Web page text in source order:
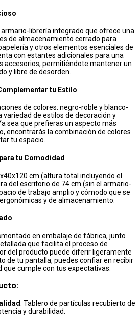
librería integrado que ofrece una
de almacenamiento cerrado para
y otros elementos esenciales de
con estantes adicionales para una
accesorios, permitiéndote mantener un
y libre de desorden.
tu Estilo
de colores: negro-roble y blanco-
variedad de estilos de decoración y
sea que prefieras un aspecto más
encontrarás la combinación de colores
tu espacio.
tu Comodidad
cm (altura total incluyendo el
del escritorio de 74 cm (sin el armario-
de trabajo amplio y cómodo que se
y de almacenamiento.
en embalaje de fábrica, junto
que facilita el proceso de
del producto puede diferir ligeramente
de tu pantalla, puedes confiar en recibir
cumple con tus expectativas.
: Tablero de partículas recubierto de
y durabilidad.